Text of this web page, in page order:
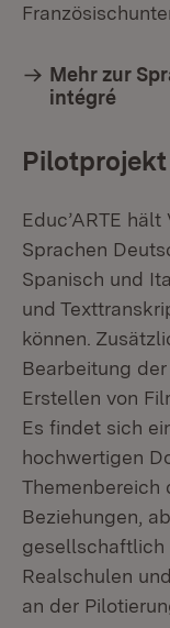
Mehr zur
intégré
Pilotprojekt
Educ’ARTE
Sprachen
Spanisch und
und
können.
Bearbeitung
Erstellen von
Es findet sich
hochwertigen
Themenbereich
Beziehungen,
gesellschaftlich
Realschulen
an der